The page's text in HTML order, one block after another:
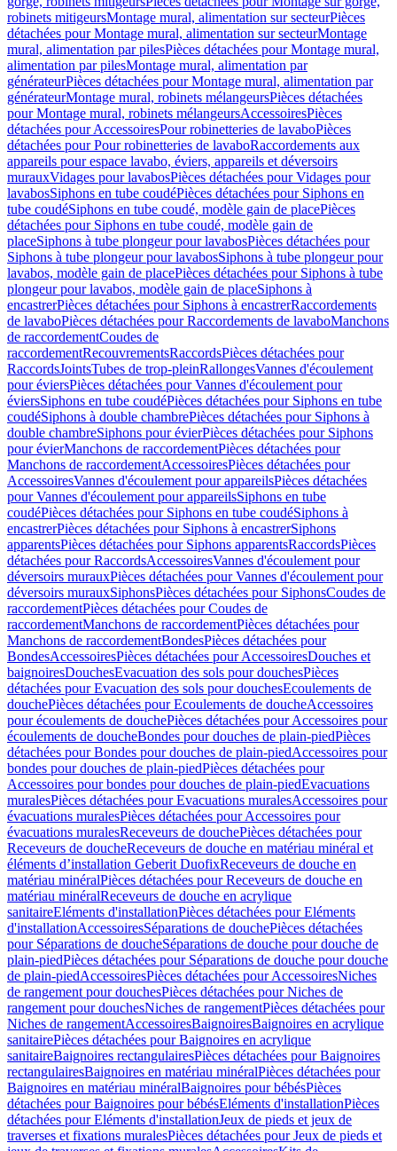
robinets mitigeursMontage mural, alimentation sur secteurPièces
détachées pour Montage mural, alimentation sur secteurMontage
mural, alimentation par pilesPièces détachées pour Montage mural,
alimentation par pilesMontage mural, alimentation par
générateurPièces détachées pour Montage mural, alimentation par
générateurMontage mural, robinets mélangeursPièces détachées
pour Montage mural, robinets mélangeursAccessoiresPièces
détachées pour AccessoiresPour robinetteries de lavaboPièces
détachées pour Pour robinetteries de lavaboRaccordements aux
appareils pour espace lavabo, éviers, appareils et déversoirs
murauxVidages pour lavabosPièces détachées pour Vidages pour
lavabosSiphons en tube coudéPièces détachées pour Siphons en
tube coudéSiphons en tube coudé, modèle gain de placePièces
détachées pour Siphons en tube coudé, modèle gain de
placeSiphons à tube plongeur pour lavabosPièces détachées pour
Siphons à tube plongeur pour lavabosSiphons à tube plongeur pour
lavabos, modèle gain de placePièces détachées pour Siphons à tube
plongeur pour lavabos, modèle gain de placeSiphons à
encastrerPièces détachées pour Siphons à encastrerRaccordements
de lavaboPièces détachées pour Raccordements de lavaboManchons
de raccordementCoudes de
raccordementRecouvrementsRaccordsPièces détachées pour
RaccordsJointsTubes de trop-pleinRallongesVannes d'écoulement
pour éviersPièces détachées pour Vannes d'écoulement pour
éviersSiphons en tube coudéPièces détachées pour Siphons en tube
coudéSiphons à double chambrePièces détachées pour Siphons à
double chambreSiphons pour évierPièces détachées pour Siphons
pour évierManchons de raccordementPièces détachées pour
Manchons de raccordementAccessoiresPièces détachées pour
AccessoiresVannes d'écoulement pour appareilsPièces détachées
pour Vannes d'écoulement pour appareilsSiphons en tube
coudéPièces détachées pour Siphons en tube coudéSiphons à
encastrerPièces détachées pour Siphons à encastrerSiphons
apparentsPièces détachées pour Siphons apparentsRaccordsPièces
détachées pour RaccordsAccessoiresVannes d'écoulement pour
déversoirs murauxPièces détachées pour Vannes d'écoulement pour
déversoirs murauxSiphonsPièces détachées pour SiphonsCoudes de
raccordementPièces détachées pour Coudes de
raccordementManchons de raccordementPièces détachées pour
Manchons de raccordementBondesPièces détachées pour
BondesAccessoiresPièces détachées pour AccessoiresDouches et
baignoiresDouchesEvacuation des sols pour douchesPièces
détachées pour Evacuation des sols pour douchesEcoulements de
douchePièces détachées pour Ecoulements de doucheAccessoires
pour écoulements de douchePièces détachées pour Accessoires pour
écoulements de doucheBondes pour douches de plain-piedPièces
détachées pour Bondes pour douches de plain-piedAccessoires pour
bondes pour douches de plain-piedPièces détachées pour
Accessoires pour bondes pour douches de plain-piedEvacuations
muralesPièces détachées pour Evacuations muralesAccessoires pour
évacuations muralesPièces détachées pour Accessoires pour
évacuations muralesReceveurs de douchePièces détachées pour
Receveurs de doucheReceveurs de douche en matériau minéral et
éléments d’installation Geberit DuofixReceveurs de douche en
matériau minéralPièces détachées pour Receveurs de douche en
matériau minéralReceveurs de douche en acrylique
sanitaireEléments d'installationPièces détachées pour Eléments
d'installationAccessoiresSéparations de douchePièces détachées
pour Séparations de doucheSéparations de douche pour douche de
plain-piedPièces détachées pour Séparations de douche pour douche
de plain-piedAccessoiresPièces détachées pour AccessoiresNiches
de rangement pour douchesPièces détachées pour Niches de
rangement pour douchesNiches de rangementPièces détachées pour
Niches de rangementAccessoiresBaignoiresBaignoires en acrylique
sanitairePièces détachées pour Baignoires en acrylique
sanitaireBaignoires rectangulairesPièces détachées pour Baignoires
rectangulairesBaignoires en matériau minéralPièces détachées pour
Baignoires en matériau minéralBaignoires pour bébésPièces
détachées pour Baignoires pour bébésEléments d'installationPièces
détachées pour Eléments d'installationJeux de pieds et jeux de
traverses et fixations muralesPièces détachées pour Jeux de pieds et